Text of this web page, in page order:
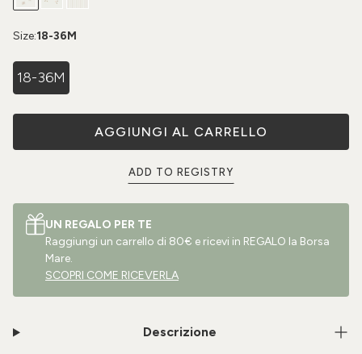
Size:18-36M
18-36M
AGGIUNGI AL CARRELLO
ADD TO REGISTRY
UN REGALO PER TE
Raggiungi un carrello di 80€ e ricevi in REGALO la Borsa
Mare.
SCOPRI COME RICEVERLA
Descrizione